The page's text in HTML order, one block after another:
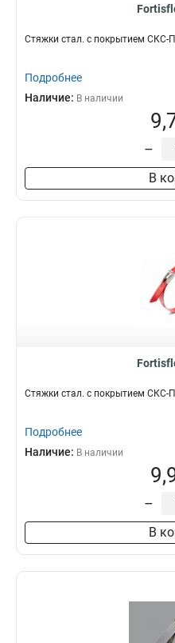
Стяжки стал. с покрытием СКС-
Подробнее
Наличие: В наличии
–
В
Стяжки стал. с покрытием СКС-
Подробнее
Наличие: В наличии
–
В